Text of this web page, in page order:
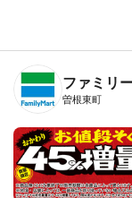
B
n
T
ファミリ
曽根東町